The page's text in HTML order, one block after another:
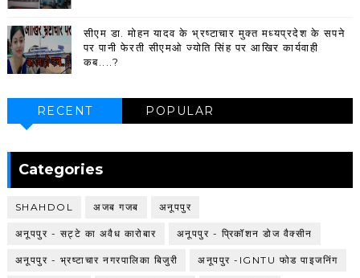
सीएम डा. मोहन यादव के भ्रष्टाचार मुक्त मध्यप्रदेश के सपने
पर पानी फेरती सीएमओ ज्योति सिंह पर आखिर कार्यवाही
कब....?
RECENT POPULAR
Categories
SHAHDOL अजब गजब अनूपपुर
अनूपपुर - सट्टे का अवैध कारोबार अनूपपुर - प्रिकॉशन डोज वैक्सीन
अनूपपुर - भ्रष्टाचार नगरपालिका बिजुरी अनूपपुर -IGNTU फोड पाइजनिंग